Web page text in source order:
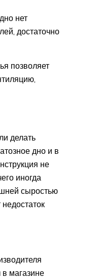
нет
достаточно
позволяет
делать
дно и в
не
иногда
сыростью
магазине